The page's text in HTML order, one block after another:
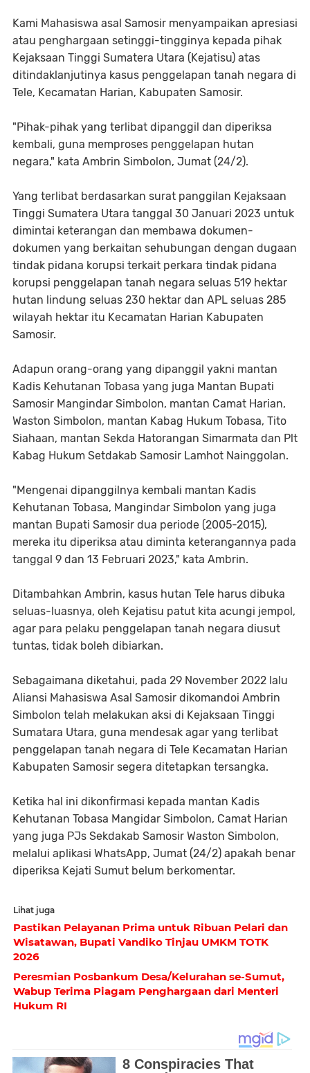
Kami Mahasiswa asal Samosir menyampaikan apresiasi
atau penghargaan setinggi-tingginya kepada pihak
Kejaksaan Tinggi Sumatera Utara (Kejatisu) atas
ditindaklanjutinya kasus penggelapan tanah negara di
Tele, Kecamatan Harian, Kabupaten Samosir.
"Pihak-pihak yang terlibat dipanggil dan diperiksa
kembali, guna memproses penggelapan hutan
negara," kata Ambrin Simbolon, Jumat (24/2).
Yang terlibat berdasarkan surat panggilan Kejaksaan
Tinggi Sumatera Utara tanggal 30 Januari 2023 untuk
dimintai keterangan dan membawa dokumen-
dokumen yang berkaitan sehubungan dengan dugaan
tindak pidana korupsi terkait perkara tindak pidana
korupsi penggelapan tanah negara seluas 519 hektar
hutan lindung seluas 230 hektar dan APL seluas 285
wilayah hektar itu Kecamatan Harian Kabupaten
Samosir.
Adapun orang-orang yang dipanggil yakni mantan
Kadis Kehutanan Tobasa yang juga Mantan Bupati
Samosir Mangindar Simbolon, mantan Camat Harian,
Waston Simbolon, mantan Kabag Hukum Tobasa, Tito
Siahaan, mantan Sekda Hatorangan Simarmata dan Plt
Kabag Hukum Setdakab Samosir Lamhot Nainggolan.
"Mengenai dipanggilnya kembali mantan Kadis
Kehutanan Tobasa, Mangindar Simbolon yang juga
mantan Bupati Samosir dua periode (2005-2015),
mereka itu diperiksa atau diminta keterangannya pada
tanggal 9 dan 13 Februari 2023," kata Ambrin.
Ditambahkan Ambrin, kasus hutan Tele harus dibuka
seluas-luasnya, oleh Kejatisu patut kita acungi jempol,
agar para pelaku penggelapan tanah negara diusut
tuntas, tidak boleh dibiarkan.
Sebagaimana diketahui, pada 29 November 2022 lalu
Aliansi Mahasiswa Asal Samosir dikomandoi Ambrin
Simbolon telah melakukan aksi di Kejaksaan Tinggi
Sumatara Utara, guna mendesak agar yang terlibat
penggelapan tanah negara di Tele Kecamatan Harian
Kabupaten Samosir segera ditetapkan tersangka.
Ketika hal ini dikonfirmasi kepada mantan Kadis
Kehutanan Tobasa Mangidar Simbolon, Camat Harian
yang juga PJs Sekdakab Samosir Waston Simbolon,
melalui aplikasi WhatsApp, Jumat (24/2) apakah benar
diperiksa Kejati Sumut belum berkomentar.
Lihat juga
Pastikan Pelayanan Prima untuk Ribuan Pelari dan
Wisatawan, Bupati Vandiko Tinjau UMKM TOTK
2026
Peresmian Posbankum Desa/Kelurahan se-Sumut,
Wabup Terima Piagam Penghargaan dari Menteri
Hukum RI